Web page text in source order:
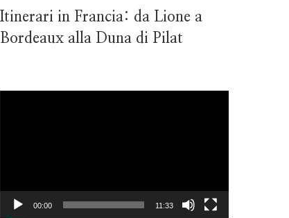
Itinerari in Francia: da Lione a
Bordeaux alla Duna di Pilat
00:00 11:33